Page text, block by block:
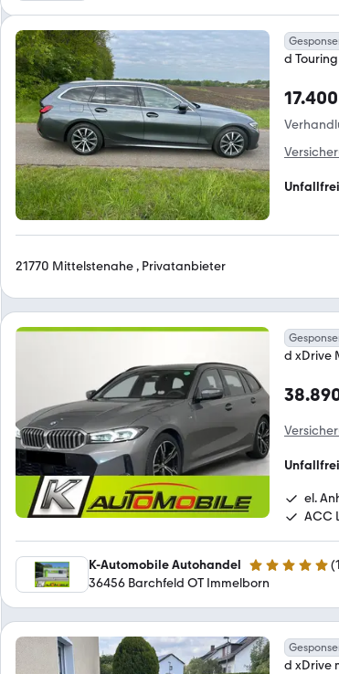
d
Unfallfrei
21770 Mittelstenahe , Privatanbieter
d xDrive
Unfallfrei
el.
ACC
K-Automobile Autohandel 4.8 Sterne (
36456 Barchfeld OT Immelborn
d xDrive